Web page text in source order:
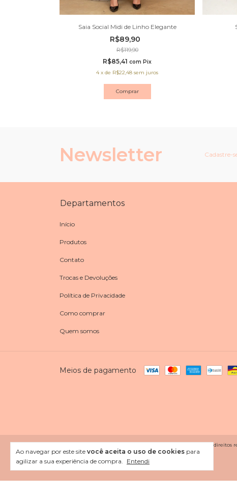
Ao navegar por este site você aceita o uso de cookies para
agilizar a sua experiência de compra. Entendi
Saia Social Midi de Linho Elegante
R$89,90
R$119,90
R$85,41com Pix
4 xde R$22,48 sem juros
Comprar
Newsletter Cadastre-
Departamentos
Início
Produtos
Contato
Trocas e Devoluções
Política de Privacidade
Como comprar
Quem somos
Meios de pagamento
Copyright VITORIA MODAS - 18744625000123 - 2026. Todos os direitos